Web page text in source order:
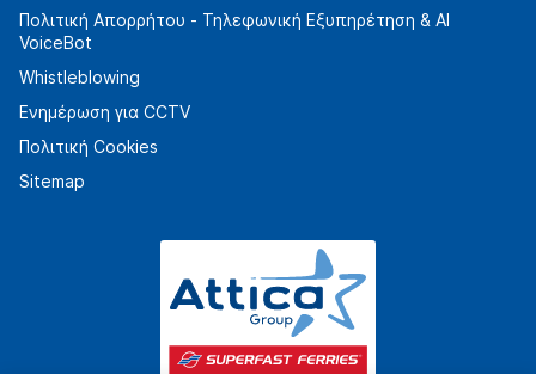
Πολιτική Απορρήτου - Τηλεφωνική Εξυπηρέτηση & AI
VoiceBot
Whistleblowing
Ενημέρωση για CCTV
Πολιτική Cookies
Sitemap